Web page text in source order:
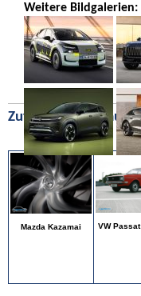
Weitere Bildgalerien:
Zufällige Bilder aus
Mazda Kazamai VW